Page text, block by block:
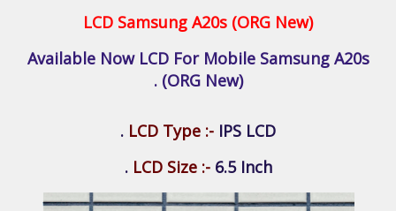
LCD Samsung A20s (ORG New)
Available Now LCD For Mobile Samsung A20s
(ORG New) .
LCD Type :- IPS LCD .
LCD Size :-6.5 Inch .